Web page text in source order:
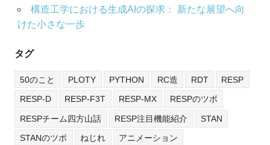
構造工学における生成AIの探求： 新たな展望へ向
けた小さな一歩
タグ
50のこと PLOTY PYTHON RC造 RDT RESP
RESP-D RESP-F3T RESP-MX RESPのツボ
RESPチーム四方山話 RESP注目機能紹介 STAN
STANのツボ ねじれ アニメーション